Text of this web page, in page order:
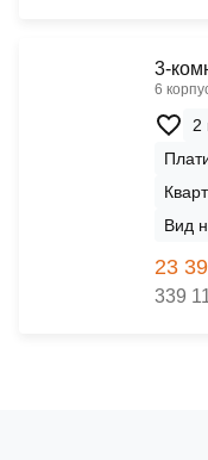
3-
6
2
Вид
23
339